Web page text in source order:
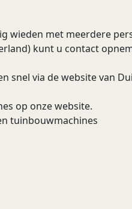
wieden met meerdere
kunt u contact
snel via de website van
op onze website.
tuinbouwmachines